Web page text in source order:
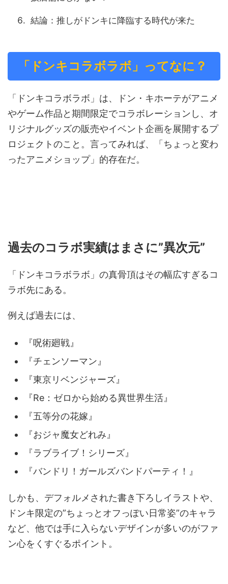
結論：推しがドンキに降臨する時代が来た
「ドンキコラボラボ」ってなに？
「ドンキコラボラボ」は、ドン・キホーテがアニメ
やゲーム作品と期間限定でコラボレーションし、オ
リジナルグッズの販売やイベント企画を展開するプ
ロジェクトのこと。言ってみれば、「ちょっと変わ
ったアニメショップ」的存在だ。
過去のコラボ実績はまさに”異次元”
「ドンキコラボラボ」の真骨頂はその幅広すぎるコ
ラボ先にある。
例えば過去には、
『呪術廻戦』
『チェンソーマン』
『東京リベンジャーズ』
『Re：ゼロから始める異世界生活』
『五等分の花嫁』
『おジャ魔女どれみ』
『ラブライブ！シリーズ』
『バンドリ！ガールズバンドパーティ！』
しかも、デフォルメされた書き下ろしイラストや、
ドンキ限定の”ちょっとオフっぽい日常姿”のキャラ
など、他では手に入らないデザインが多いのがファ
ン心をくすぐるポイント。